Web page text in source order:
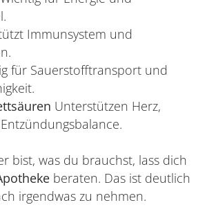
Immunsystem und
für Sauerstofftransport und
Unterstützen Herz,
bist, was du brauchst, lass dich
beraten. Das ist deutlich
irgendwas zu nehmen.